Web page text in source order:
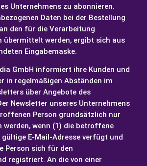
Unternehmens zu abonnieren.
Daten bei der Bestellung
den für die Verarbeitung
übermittelt werden, ergibt sich aus
Eingabemaske.
GmbH informiert ihre Kunden und
in regelmäßigen Abständen im
über Angebote des
Newsletter unseres Unternehmens
Person grundsätzlich nur
werden, wenn (1) die betroffene
gültige E-Mail-Adresse verfügt und
Person sich für den
registriert. An die von einer